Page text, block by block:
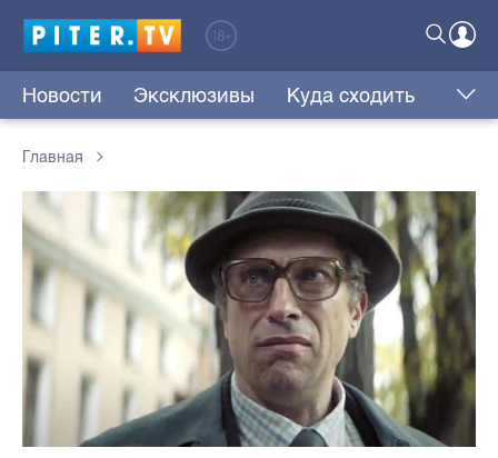
Новости Эксклюзивы Куда сходить
Главная